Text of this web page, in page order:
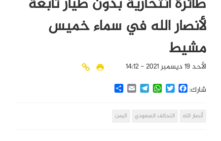
لأنصار الله في سماء خميس
مشيط
الأحد 19 ديسمبر 2021 - 14:12
شارك:
Facebook
Twitter
WhatsApp
Telegram
Email
Share
أنصار الله التحالف السعودي اليمن